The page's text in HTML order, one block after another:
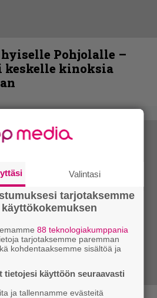
Pohjolalle –
keskelle kinoksia
Valintasi
tarjotaksemme
88 teknologiakumppania
tarjotaksemme paremman
kohdentaaksemme sisältöä ja
tietojesi käyttöön seuraavasti
ja tallennamme evästeitä